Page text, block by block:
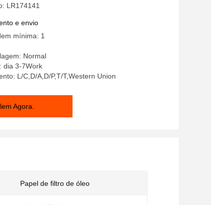
LR174141
e envio
mínima: 1
Normal
dia 3-7Work
L/C,D/A,D/P,T/T,Western Union
Agora.
Papel de filtro de óleo